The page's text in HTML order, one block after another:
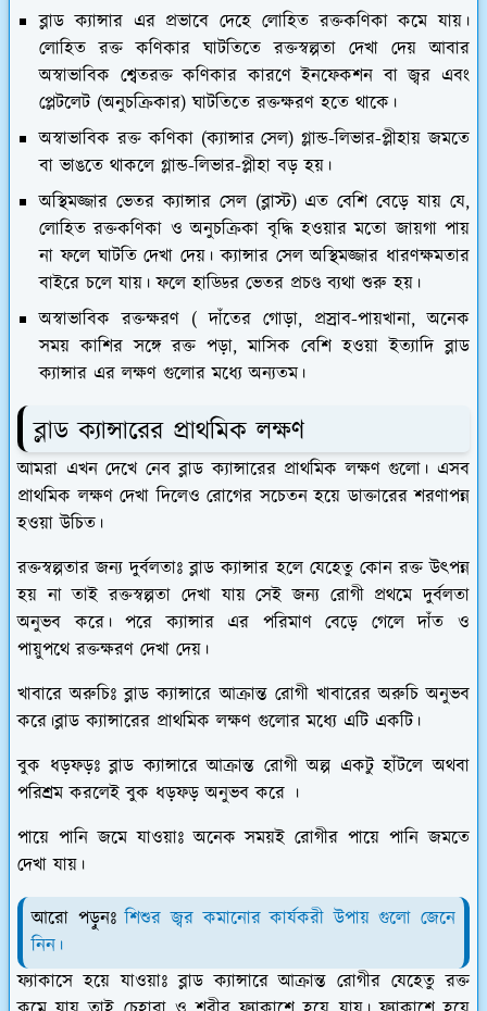
ব্লাড ক্যান্সার এর প্রভাবে দেহে লোহিত রক্তকণিকা কমে যায়।
লোহিত রক্ত কণিকার ঘাটতিতে রক্তস্বল্পতা দেখা দেয় আবার
অস্বাভাবিক শ্বেতরক্ত কণিকার কারণে ইনফেকশন বা জ্বর এবং
প্লেটলেট (অনুচক্রিকার) ঘাটতিতে রক্তক্ষরণ হতে থাকে।
অস্বাভাবিক রক্ত কণিকা (ক্যান্সার সেল) গ্লান্ড-লিভার-প্লীহায় জমতে
বা ভাঙতে থাকলে গ্লান্ড-লিভার-প্লীহা বড় হয়।
অস্থিমজ্জার ভেতর ক্যান্সার সেল (ব্লাস্ট) এত বেশি বেড়ে যায় যে,
লোহিত রক্তকণিকা ও অনুচক্রিকা বৃদ্ধি হওয়ার মতো জায়গা পায়
না ফলে ঘাটতি দেখা দেয়। ক্যান্সার সেল অস্থিমজ্জার ধারণক্ষমতার
বাইরে চলে যায়। ফলে হাড্ডির ভেতর প্রচণ্ড ব্যথা শুরু হয়।
অস্বাভাবিক রক্তক্ষরণ ( দাঁতের গোড়া, প্রস্রাব-পায়খানা, অনেক
সময় কাশির সঙ্গে রক্ত পড়া, মাসিক বেশি হওয়া ইত্যাদি ব্লাড
ক্যান্সার এর লক্ষণ গুলোর মধ্যে অন্যতম।
ব্লাড ক্যান্সারের প্রাথমিক লক্ষণ
আমরা এখন দেখে নেব ব্লাড ক্যান্সারের প্রাথমিক লক্ষণ গুলো। এসব
প্রাথমিক লক্ষণ দেখা দিলেও রোগের সচেতন হয়ে ডাক্তারের শরণাপন্ন
হওয়া উচিত।
রক্তস্বল্পতার জন্য দুর্বলতাঃ ব্লাড ক্যান্সার হলে যেহেতু কোন রক্ত উৎপন্ন
হয় না তাই রক্তস্বল্পতা দেখা যায় সেই জন্য রোগী প্রথমে দুর্বলতা
অনুভব করে। পরে ক্যান্সার এর পরিমাণ বেড়ে গেলে দাঁত ও
পায়ুপথে রক্তক্ষরণ দেখা দেয়।
খাবারে অরুচিঃ ব্লাড ক্যান্সারে আক্রান্ত রোগী খাবারের অরুচি অনুভব
করে।ব্লাড ক্যান্সারের প্রাথমিক লক্ষণ গুলোর মধ্যে এটি একটি।
বুক ধড়ফড়ঃব্লাড ক্যান্সারে আক্রান্ত রোগী অল্প একটু হাঁটলে অথবা
পরিশ্রম করলেই বুক ধড়ফড় অনুভব করে ।
পায়ে পানি জমে যাওয়াঃঅনেক সময়ই রোগীর পায়ে পানি জমতে
দেখা যায়।
আরো পড়ুনঃশিশুর জ্বর কমানোর কার্যকরী উপায় গুলো জেনে
নিন।
ফ্যাকাসে হয়ে যাওয়াঃব্লাড ক্যান্সারে আক্রান্ত রোগীর যেহেতু রক্ত